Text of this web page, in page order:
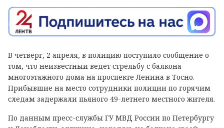
В четверг, 2 апреля, в полицию поступило сообщение о
том, что неизвестный ведет стрельбу с балкона
многоэтажного дома на проспекте Ленина в Тосно.
Прибывшие на место сотрудники полиции по горячим
следам задержали пьяного 49-летнего местного жителя.
По данным пресс-службы ГУ МВД России по Петербургу